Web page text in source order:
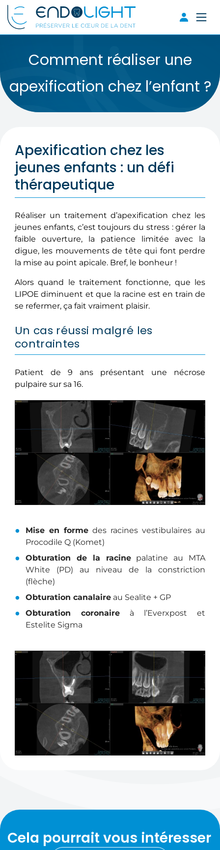
Comment réaliser une
apexification chez l’enfant ?
Apexification chez les
jeunes enfants : un défi
thérapeutique
Réaliser un traitement d’apexification chez les
jeunes enfants, c’est toujours du stress : gérer la
faible ouverture, la patience limitée avec la
digue, les mouvements de tête qui font perdre
la mise au point apicale. Bref, le bonheur !
Alors quand le traitement fonctionne, que les
LIPOE diminuent et que la racine est en train de
se refermer, ça fait vraiment plaisir.
Un cas réussi malgré les
contraintes
Patient de 9 ans présentant une nécrose
pulpaire sur sa 16.
Mise en forme des racines vestibulaires au
Procodile Q (Komet)
Obturation de la racinepalatine au MTA
White (PD) au niveau de la constriction
(flèche)
Obturation canalaire au Sealite + GP
Obturation coronaire à l’Everxpost et
Estelite Sigma
Cela pourrait vous intéresser